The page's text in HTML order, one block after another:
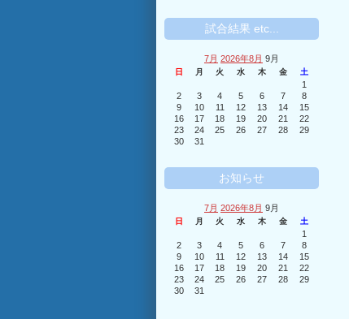
試合結果 etc...
7月 2026年8月 9月
日 月 火 水 木 金 土
1
2
3 4 5 6 7
8
9
10 11 12 13 14
15
16
17 18 19 20 21
22
23
24 25 26 27 28
29
30
31
お知らせ
7月 2026年8月 9月
日 月 火 水 木 金 土
1
2
3 4 5 6 7
8
9
10 11 12 13 14
15
16
17 18 19 20 21
22
23
24 25 26 27 28
29
30
31